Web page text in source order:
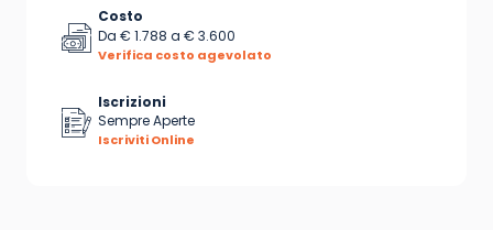
Costo
Da € 1.788 a € 3.600
Verifica costo agevolato
Iscrizioni
Sempre Aperte
Iscriviti Online